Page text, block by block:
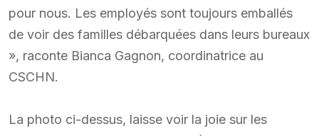
pour nous. Les employés sont toujours emballés
de voir des familles débarquées dans leurs bureaux
», raconte Bianca Gagnon, coordinatrice au
CSCHN.
La photo ci-dessus, laisse voir la joie sur les